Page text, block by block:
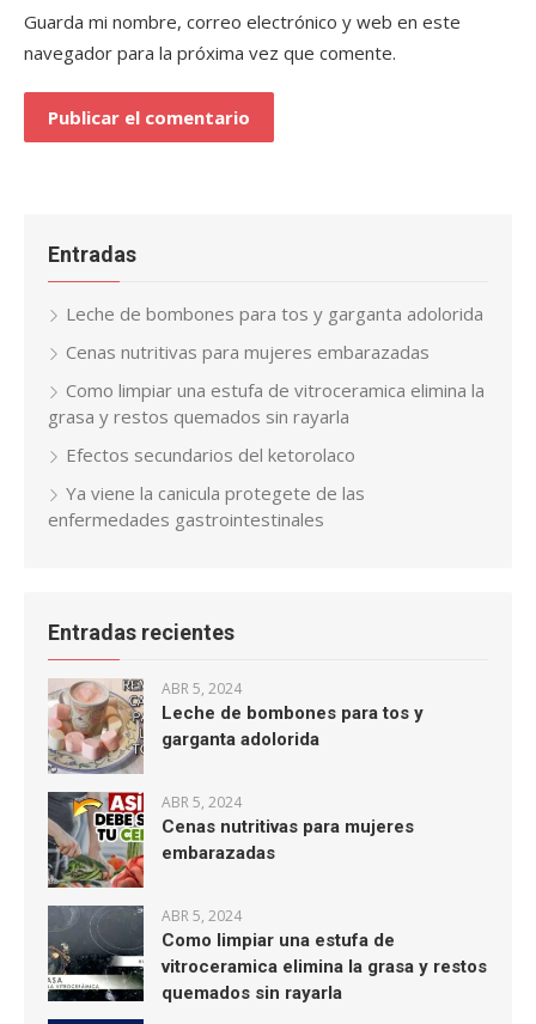
Guarda mi nombre, correo electrónico y web en este
navegador para la próxima vez que comente.
Entradas
Leche de bombones para tos y garganta adolorida
Cenas nutritivas para mujeres embarazadas
Como limpiar una estufa de vitroceramica elimina la
grasa y restos quemados sin rayarla
Efectos secundarios del ketorolaco
Ya viene la canicula protegete de las
enfermedades gastrointestinales
Entradas recientes
ABR 5, 2024
Leche de bombones para tos y
garganta adolorida
ABR 5, 2024
Cenas nutritivas para mujeres
embarazadas
ABR 5, 2024
Como limpiar una estufa de
vitroceramica elimina la grasa y restos
quemados sin rayarla